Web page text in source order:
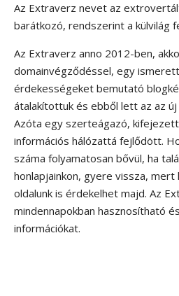
Az Extraverz nevet az
barátkozó, rendszerint a külvilág
Az Extraverz anno 2012-ben,
domainvégződéssel, egy
érdekességeket bemutató
átalakítottuk és ebből lett az az
Azóta egy szerteágazó,
információs hálózattá fejlődött.
száma folyamatosan bővül, ha
honlapjainkon, gyere vissza,
oldalunk is érdekelhet majd. Az
mindennapokban hasznosítható
információkat.